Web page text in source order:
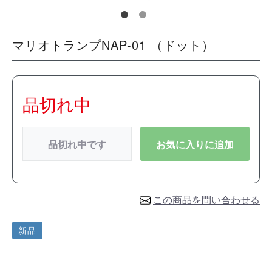
マリオトランプNAP-01 （ドット）
品切れ中
品切れ中です お気に入りに追加
この商品を問い合わせる
新品